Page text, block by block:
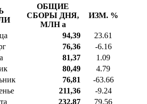
ОБЩИЕ
СБОРЫ ДНЯ,
МЛНa
ИЗМ. %
94,39 23.61
76,36 -6.16
81,37 1.09
80,49 4.79
76,81 -63.66
211,36 -9.24
232,87 79.56